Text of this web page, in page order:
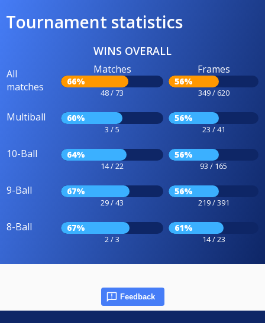
Tournament statistics
WINS OVERALL
All
matches
Matches
66%
48 / 73
Frames
56%
349 / 620
Multiball 60%
3 / 5
56%
23 / 41
10-Ball 64%
14 / 22
56%
93 / 165
9-Ball 67%
29 / 43
56%
219 / 391
8-Ball 67%
2 / 3
61%
14 / 23
Feedback